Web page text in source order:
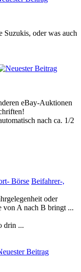
Suzukis, oder was auch
eBay-Auktionen
nach ca. 1/2
Börse Beifahrer-,
oder
von A nach B bringt ...
drin ...